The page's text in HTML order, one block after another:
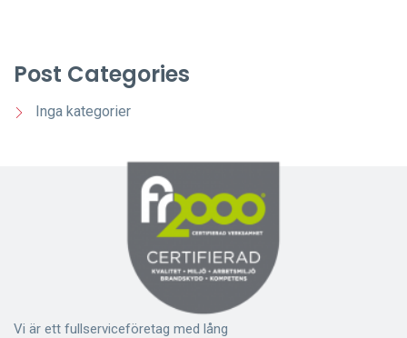
Post Categories
Inga kategorier
Vi är ett fullserviceföretag med lång